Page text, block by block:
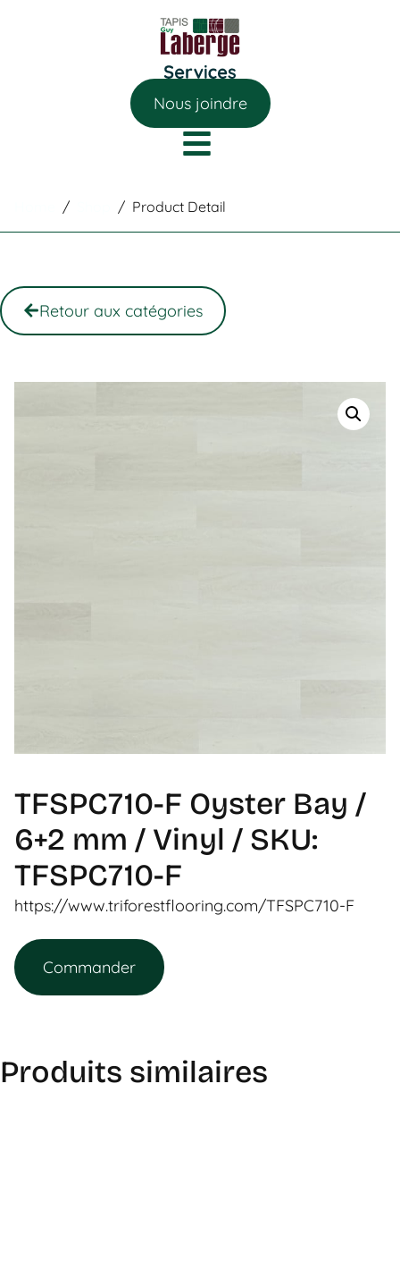
Nous joindre
/ / Product Detail
Retour aux catégories
TFSPC710-F Oyster Bay /
6+2 mm / Vinyl / SKU:
TFSPC710-F
https://www.triforestflooring.com/TFSPC710-F
Commander
Produits similaires